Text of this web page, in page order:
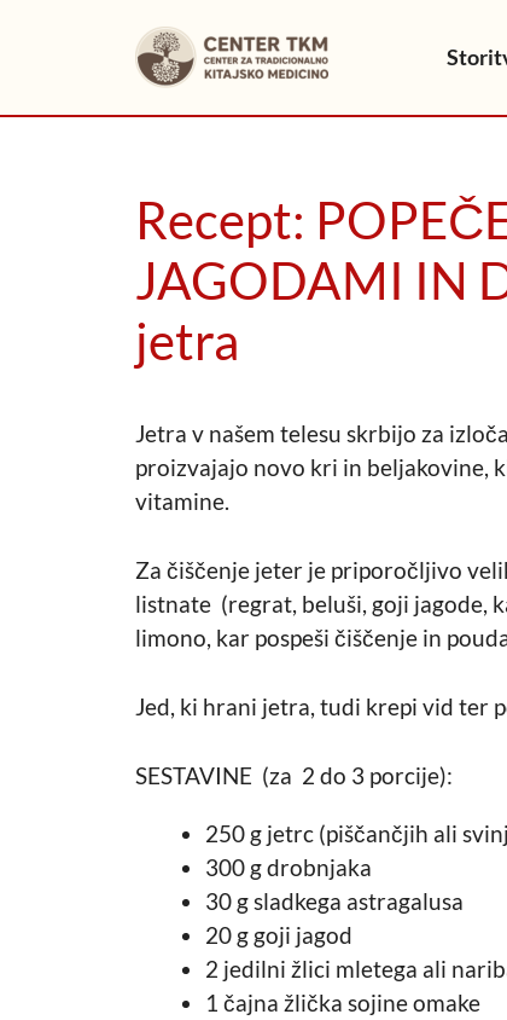
Recept:
JAGODAMI IN
jetra
Jetra v našem telesu skrbijo za
proizvajajo novo kri in beljakovine,
vitamine.
Za čiščenje jeter je priporočljivo
listnate (regrat, beluši, goji jagode,
limono, kar pospeši čiščenje in
Jed, ki hrani jetra, tudi krepi vid ter
SESTAVINE (za 2 do 3 porcije):
250 g jetrc (piščančjih ali
300 g drobnjaka
30 g sladkega astragalusa
20 g goji jagod
2 jedilni žlici mletega ali
1 čajna žlička sojine omake